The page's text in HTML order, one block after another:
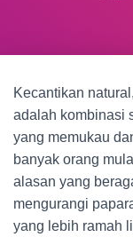
Kecantikan
adalah kombinasi
yang memukau
banyak orang
alasan yang
mengurangi
yang lebih ramah